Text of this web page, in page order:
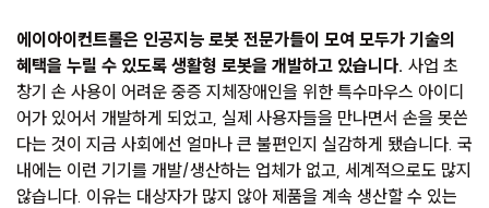
에이아이컨트롤은 인공지능 로봇 전문가들이 모여 모두가 기술의
혜택을 누릴 수 있도록 생활형 로봇을 개발하고 있습니다. 사업 초
창기 손 사용이 어려운 중증 지체장애인을 위한 특수마우스 아이디
어가 있어서 개발하게 되었고, 실제 사용자들을 만나면서 손을 못쓴
다는 것이 지금 사회에선 얼마나 큰 불편인지 실감하게 됐습니다. 국
내에는 이런 기기를 개발/생산하는 업체가 없고, 세계적으로도 많지
않습니다. 이유는 대상자가 많지 않아 제품을 계속 생산할 수 있는